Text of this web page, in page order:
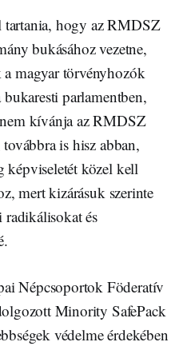
hogy az RMDSZ
bukásához vezetne,
magyar törvényhozók
parlamentben,
kívánja az RMDSZ
is hisz abban,
képviseletét közel kell
mert kizárásuk szerinte
radikálisokat és
Népcsoportok Föderatív
Minority SafePack
védelme érdekében